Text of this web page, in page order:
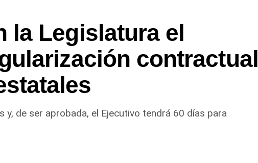
la Legislatura el
contractual
y, de ser aprobada, el Ejecutivo tendrá 60 días para